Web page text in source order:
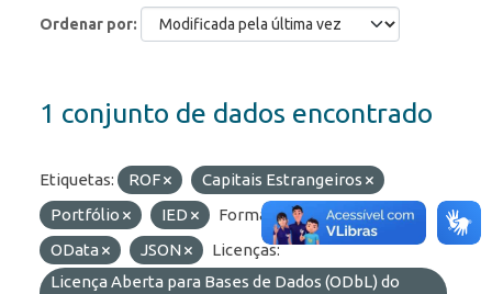
Ordenar por
1 conjunto de dados encontrado
Etiquetas: ROF
Capitais Estrangeiros
Portfólio
IED Formatos:
API
OData
JSON
Licenças:
Licença Aberta para Bases de Dados (ODbL) do